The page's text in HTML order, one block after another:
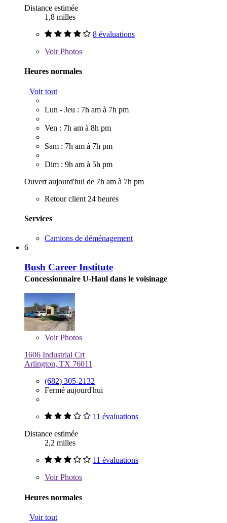
Distance estimée
1,8 milles
8 évaluations
VoirPhotos
Heures normales
Voir tout
Lun - Jeu : 7h am à 7h pm
Ven : 7h am à 8h pm
Sam : 7h am à 7h pm
Dim : 9h am à 5h pm
Ouvert aujourd'hui de 7h am à 7h pm
Retour client 24 heures
Services
Camions de déménagement
6
Bush Career Institute
Concessionnaire U-Haul dans le voisinage
VoirPhotos
1606 Industrial Crt
Arlington, TX 76011
(682) 305-2132
Fermé aujourd'hui
11 évaluations
Distance estimée
2,2 milles
11 évaluations
VoirPhotos
Heures normales
Voir tout